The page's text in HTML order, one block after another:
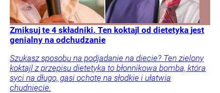
Zmiksuj te 4 składniki. Ten koktajl od dietetyka jest
genialny na odchudzanie
Szukasz sposobu na podjadanie na diecie? Ten zielony
koktajl z przepisu dietetyka to błonnikowa bomba, która
syci na długo, gasi ochotę na słodkie i ułatwia
chudnięcie.